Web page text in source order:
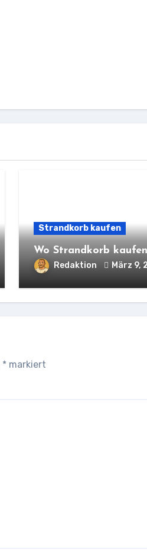
Strandkorb kaufen
Wo Strandkorb
Redaktion März 9,
* markiert